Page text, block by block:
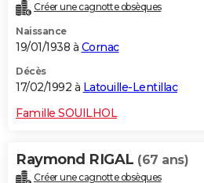
Créer une cagnotte obsèques
Naissance
19/01/1938 à Cornac
Décès
17/02/1992 à Latouille-Lentillac
Famille SOUILHOL
Raymond RIGAL (67 ans)
Créer une cagnotte obsèques